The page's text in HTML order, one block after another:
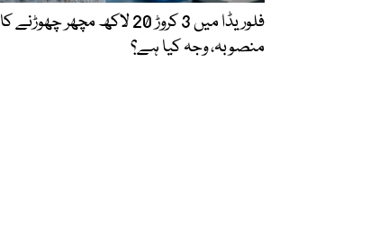
فلوریڈا میں 3 کروڑ 20 لاکھ مچھر چھوڑنے کا
منصوبہ، وجہ کیا ہے؟